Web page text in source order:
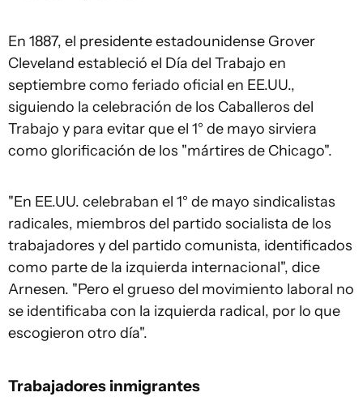
En 1887, el presidente estadounidense Grover
Cleveland estableció el Día del Trabajo en
septiembre como feriado oficial en EE.UU.,
siguiendo la celebración de los Caballeros del
Trabajo y para evitar que el 1° de mayo sirviera
como glorificación de los "mártires de Chicago".
"En EE.UU. celebraban el 1° de mayo sindicalistas
radicales, miembros del partido socialista de los
trabajadores y del partido comunista, identificados
como parte de la izquierda internacional", dice
Arnesen. "Pero el grueso del movimiento laboral no
se identificaba con la izquierda radical, por lo que
escogieron otro día".
Trabajadores inmigrantes